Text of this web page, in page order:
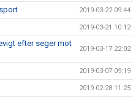
2019-03-22 09:44
2019-03-21 10:12
efter seger mot
2019-03-17 22:02
2019-03-07 09:19
2019-02-28 11:25